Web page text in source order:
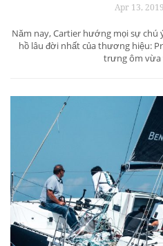
Apr 13,
Năm nay, Cartier hướng mọi sự
hồ lâu đời nhất của thương hiệu:
trưng ôm vừa